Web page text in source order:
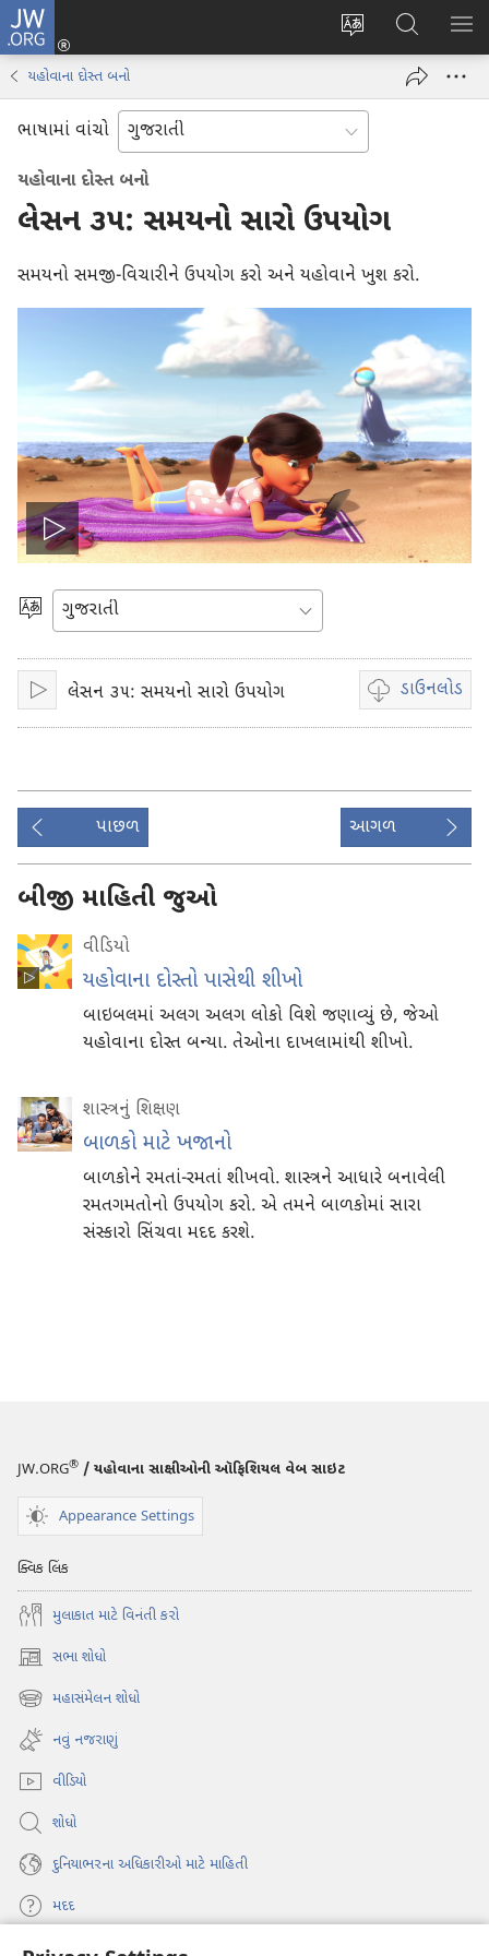
JW.ORG
વેબ
ભાષા
લોગ
new
JW.ORG
શોધો
યહોવાના દોસ્ત બનો
ભાષામાં વાંચો
યહોવાના દોસ્ત બનો
લેસન ૩૫: સમયનો સારો ઉપયોગ
સમયનો સમજી-વિચારીને ઉપયોગ કરો અને યહોવાને ખુશ કરો.
વીડિયો
ચાલુ
કરો
ભાષા
કરો
ચાલુ
કરો
લેસન ૩૫: સમયનો સારો ઉપયોગ ડાઉનલોડ
વીડિયો
રેકોર્ડિંગ
કરવા
માટેના
વિકલ્પો
પાછળ આગળ
બીજી માહિતી જુઓ
વીડિયો
યહોવાના દોસ્તો પાસેથી શીખો
બાઇબલમાં અલગ અલગ લોકો વિશે જણાવ્યું છે, જેઓ
યહોવાના દોસ્ત બન્યા. તેઓના દાખલામાંથી શીખો.
શાસ્ત્રનું શિક્ષણ
બાળકો માટે ખજાનો
બાળકોને રમતાં-રમતાં શીખવો. શાસ્ત્રને આધારે બનાવેલી
રમતગમતોનો ઉપયોગ કરો. એ તમને બાળકોમાં સારા
સંસ્કારો સિંચવા મદદ કરશે.
JW.ORG® / યહોવાના સાક્ષીઓની ઑફિશિયલ વેબ સાઇટ
Appearance Settings
ક્વિક લિંક
મુલાકાત માટે વિનંતી કરો
સભા શોધો
(opens
new મહાસંમેલન શોધો
(opens
new
window)
નવું નજરાણું
વીડિયો
શોધો
દુનિયાભરના અધિકારીઓ માટે માહિતી
મદદ